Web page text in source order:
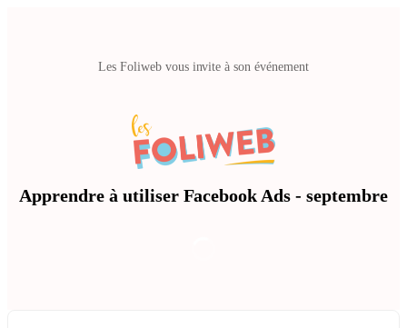
Les Foliweb vous invite à son événement
Apprendre à utiliser Facebook Ads - septembre